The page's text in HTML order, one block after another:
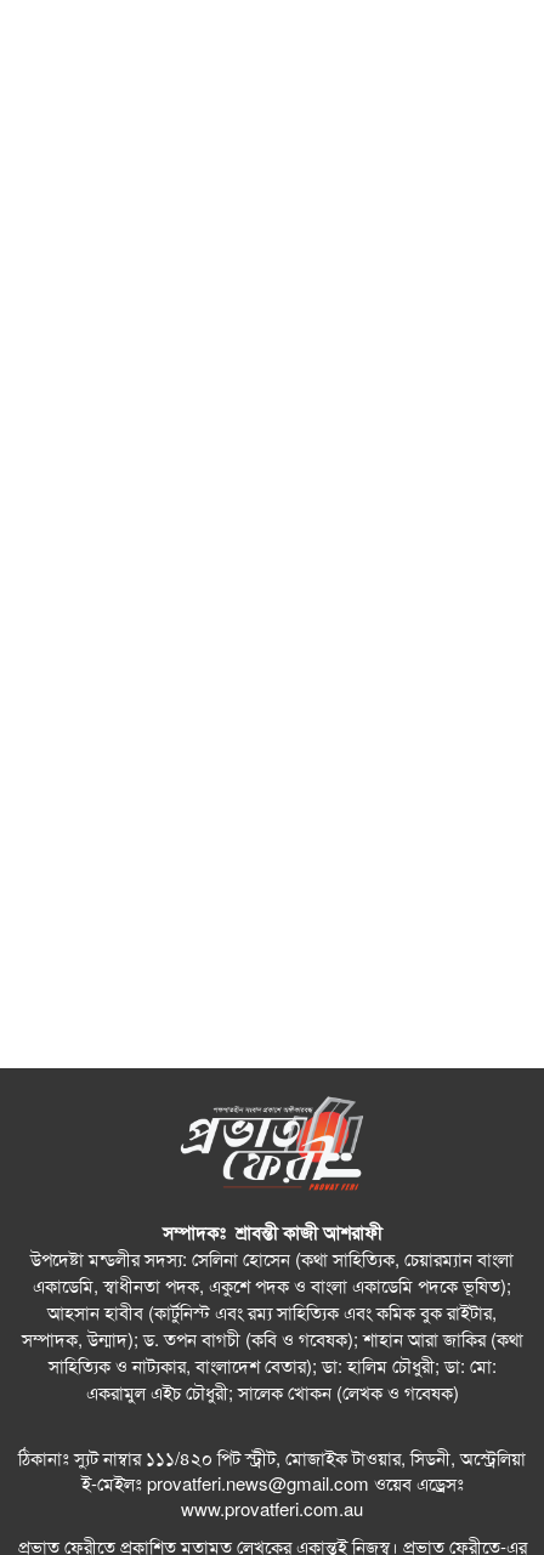
সম্পাদকঃ শ্রাবন্তী কাজী আশরাফী
উপদেষ্টা মন্ডলীর সদস্য: সেলিনা হোসেন (কথা সাহিত্যিক, চেয়ারম্যান বাংলা
একাডেমি, স্বাধীনতা পদক, একুশে পদক ও বাংলা একাডেমি পদকে ভূষিত);
আহসান হাবীব (কার্টুনিস্ট এবং রম্য সাহিত্যিক এবং কমিক বুক রাইটার,
সম্পাদক, উন্মাদ); ড. তপন বাগচী (কবি ও গবেষক); শাহান আরা জাকির (কথা
সাহিত্যিক ও নাট্যকার, বাংলাদেশ বেতার); ডা: হালিম চৌধুরী; ডা: মো:
একরামুল এইচ চৌধুরী; সালেক খোকন (লেখক ও গবেষক)
ঠিকানাঃ স্যুট নাম্বার ১১১/৪২০ পিট স্ট্রীট, মোজাইক টাওয়ার, সিডনী, অস্ট্রেলিয়া
ই-মেইলঃprovatferi.news@gmail.com ওয়েব এড্রেসঃ
www.provatferi.com.au
প্রভাত ফেরীতে প্রকাশিত মতামত লেখকের একান্তই নিজস্ব। প্রভাত ফেরীতে-এর